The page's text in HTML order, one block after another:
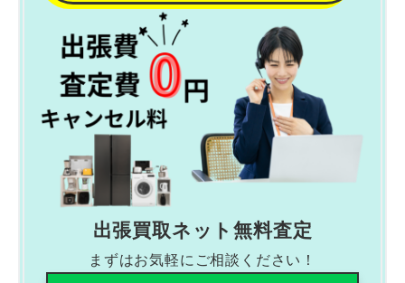
出張買取ネット無料査定
まずはお気軽にご相談ください！